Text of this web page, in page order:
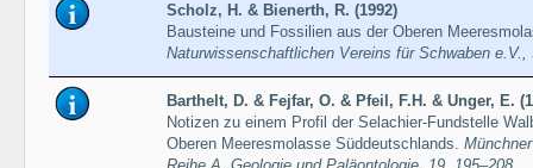
Scholz, H. & Bienerth, R. (1992)
Bausteine und Fossilien aus der Oberen
Naturwissenschaftlichen Vereins für Schwaben e.V.,
Barthelt, D. & Fejfar, O. & Pfeil, F.H. & Unger, E.
Notizen zu einem Profil der Selachier-Fundstelle
Oberen Meeresmolasse Süddeutschlands.